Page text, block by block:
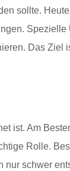
sollte.
Spezielle
Das Ziel
ist. Am
Rolle.
nur schwer